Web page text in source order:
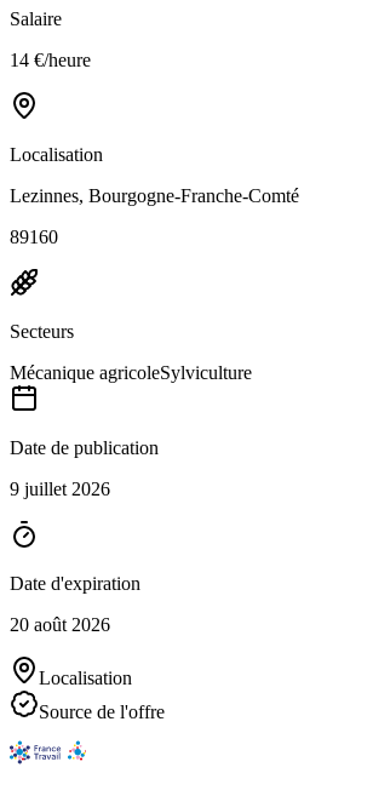
Salaire
14 €/heure
Localisation
Lezinnes, Bourgogne-Franche-Comté
89160
Secteurs
Mécanique agricoleSylviculture
Date de publication
9 juillet 2026
Date d'expiration
20 août 2026
Localisation
Source de l'offre